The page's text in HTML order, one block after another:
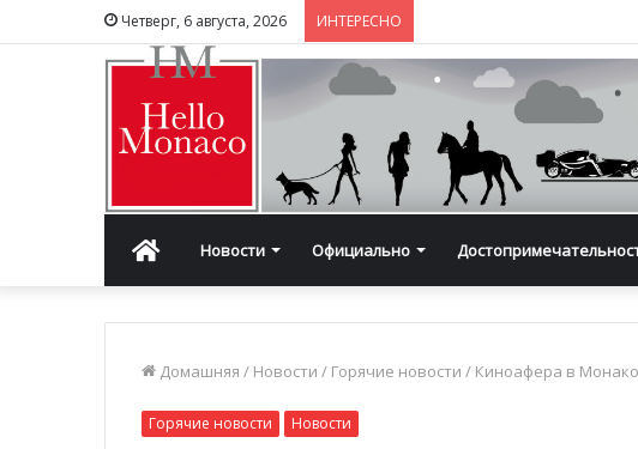
Четверг, 6 августа, 2026 ИНТЕРЕСНО
ГлавнаяНовости Официально
Домашняя / Новости / Горячие новости / Киноафера в Монако
Горячие новости Новости